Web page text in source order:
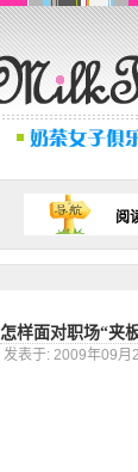
阅
怎样面对职场“夹
发表于: 2009年09